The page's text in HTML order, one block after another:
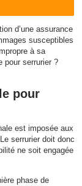
d’une assurance
susceptibles
à sa
pour serrurier ?
pour
est imposée aux
serrurier doit donc
ne soit engagée
phase de